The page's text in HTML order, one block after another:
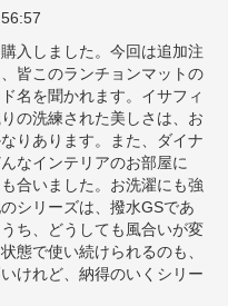
入しました。今回は追加注
皆このランチョンマットの
名を聞かれます。イサフィ
の洗練された美しさは、お
りあります。また、ダイナ
なインテリアのお部屋に
合いました。お洗濯にも強
シリーズは、撥水GSであ
ち、どうしても風合いが変
態で使い続けられるのも、
けれど、納得のいくシリー